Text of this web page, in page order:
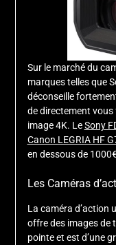
Sur le marché du
marques telles que
déconseille
de directement
image 4K. LeSony
Canon LEGRIA HF
en dessous de
Les Caméras
La caméra d’action
offre des images de
pointe et est d’une